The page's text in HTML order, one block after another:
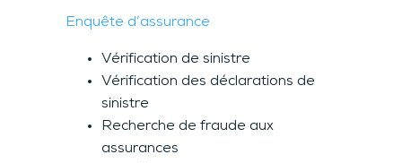
Enquête d’assurance
Vérification de sinistre
Vérification des déclarations de
sinistre
Recherche de fraude aux
assurances